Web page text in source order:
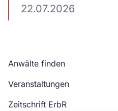
22.07.2026
Anwälte finden
Veranstaltungen
Zeitschrift ErbR